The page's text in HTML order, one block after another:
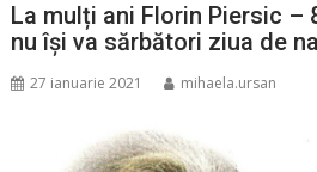
La mulți ani Florin Piersic –
nu își va sărbători ziua de
27 ianuarie 2021 mihaela.ursan